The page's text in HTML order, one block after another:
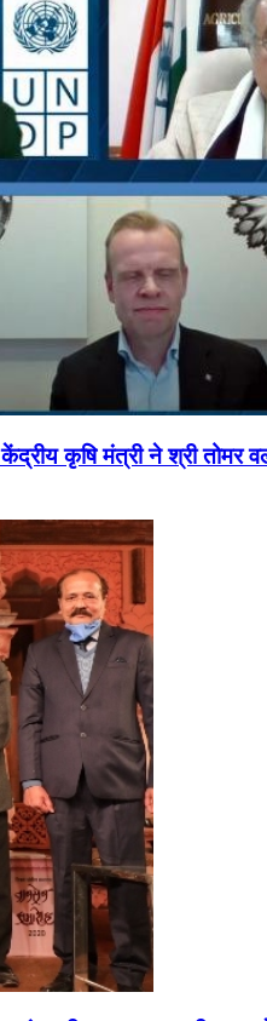
कृषि मंत्री ने श्री तोमर